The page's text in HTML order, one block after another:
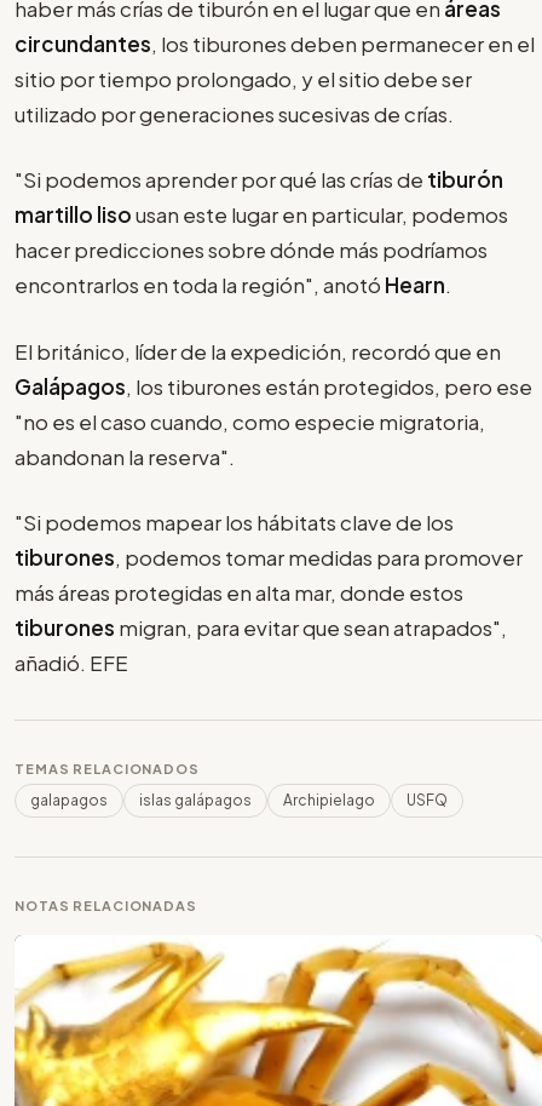
haber más crías de tiburón en el lugar que en áreas
circundantes, los tiburones deben permanecer en el
sitio por tiempo prolongado, y el sitio debe ser
utilizado por generaciones sucesivas de crías.
"Si podemos aprender por qué las crías de tiburón
martillo lisousan este lugar en particular, podemos
hacer predicciones sobre dónde más podríamos
encontrarlos en toda la región", anotó Hearn.
El británico, líder de la expedición, recordó que en
Galápagos, los tiburones están protegidos, pero ese
"no es el caso cuando, como especie migratoria,
abandonan la reserva".
"Si podemos mapear los hábitats clave de los
tiburones, podemos tomar medidas para promover
más áreas protegidas en alta mar, donde estos
tiburones migran, para evitar que sean atrapados",
añadió. EFE
TEMAS RELACIONADOS
galapagos islas galápagos Archipielago USFQ
NOTAS RELACIONADAS